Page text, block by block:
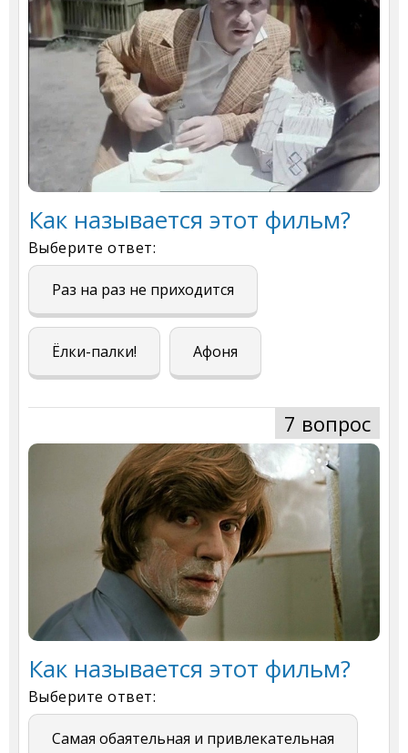
Как называется этот фильм?
Выберите ответ:
Раз на раз не приходится
Ёлки-палки! Афоня
7 вопрос
Как называется этот фильм?
Выберите ответ:
Самая обаятельная и привлекательная